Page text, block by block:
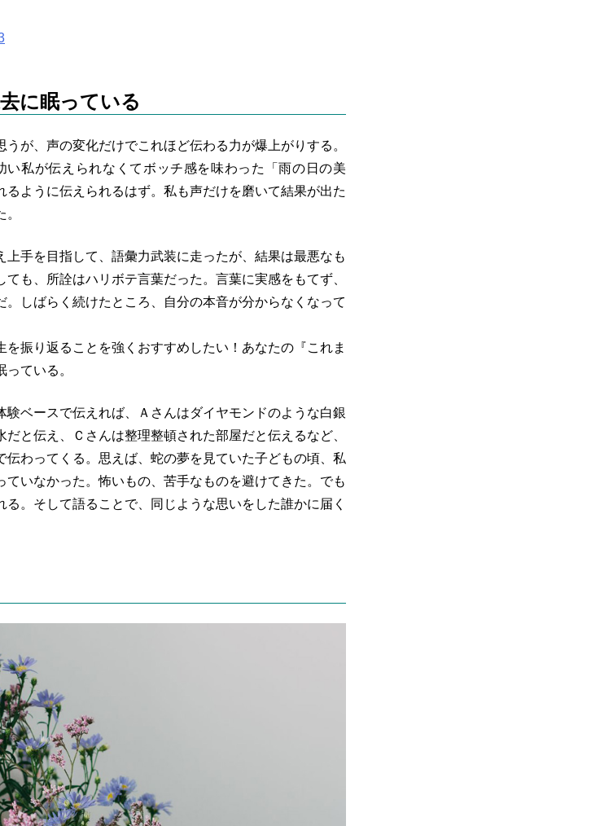
に眠っている
が、声の変化だけでこれほど伝わる力が爆上がりする。
私が伝えられなくてボッチ感を味わった「雨の日の美
ように伝えられるはず。私も声だけを磨いて結果が出た
手を目指して、語彙力武装に走ったが、結果は最悪なも
も、所詮はハリボテ言葉だった。言葉に実感をもてず、
しばらく続けたところ、自分の本音が分からなくなって
振り返ることを強くおすすめしたい！あなたの『これま
ている。
ベースで伝えれば、Ａさんはダイヤモンドのような白銀
と伝え、Ｃさんは整理整頓された部屋だと伝えるなど、
わってくる。思えば、蛇の夢を見ていた子どもの頃、私
いなかった。怖いもの、苦手なものを避けてきた。でも
。そして語ることで、同じような思いをした誰かに届く